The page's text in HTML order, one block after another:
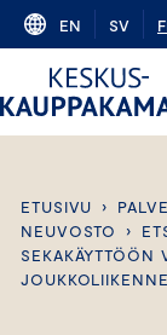
Skip
content
EN SV
ETUSIVU ›
NEUVOSTO
›
SEKAKÄYTTÖÖN